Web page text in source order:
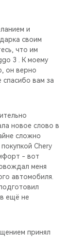
и
своим
что им
3 . К моему
он верно
вам за
новое слово в
сложно
Chery
- вот
меня
автомобиля.
ещё не
принял